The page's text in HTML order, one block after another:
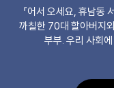
『어서 오세요, 휴남동
까칠한 70대 할아버지
부부. 우리 사회